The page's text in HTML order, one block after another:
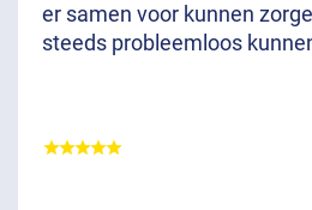
er samen voor kunnen
steeds probleemloos